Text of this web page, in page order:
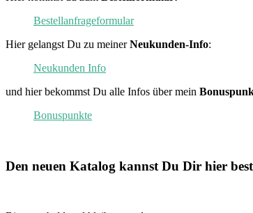
Bestellanfrageformular
Hier gelangst Du zu meinerNeukunden-Info:
Neukunden Info
und hier bekommst Du alle Infos über mein
Bonuspunkte
Den neuen Katalog kannst Du Dir hier